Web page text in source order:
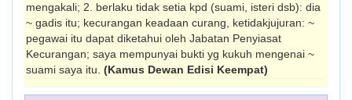
me­ngakali; 2. berlaku tidak setia kpd (suami, isteri dsb): dia
~ gadis itu; kecurangan keadaan curang, ketidakjujuran: ~
pegawai itu dapat diketahui oleh Jabatan Penyiasat
Kecurangan; saya mempunyai bukti yg kukuh mengenai ~
suami saya itu. (Kamus Dewan Edisi Keempat)